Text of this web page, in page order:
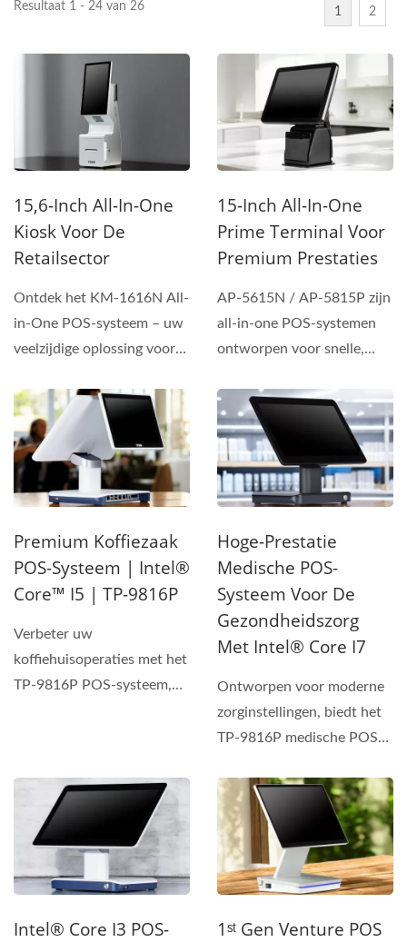
Resultaat 1 - 24 van 26 1 2
15,6-Inch All-In-One
Kiosk Voor De
Retailsector
Ontdek het KM-1616N All-
in-One POS-systeem – uw
veelzijdige oplossing voor
15-Inch All-In-One
Prime Terminal Voor
Premium Prestaties
AP-5615N / AP-5815P zijn
all-in-one POS-systemen
ontworpen voor snelle,
betrouwbare...
Premium Koffiezaak
POS-Systeem | Intel®
Core™ I5 | TP-9816P
Verbeter uw
koffiehuisoperaties met het
TP-9816P POS-systeem,
Hoge-Prestatie
Medische POS-
Systeem Voor De
Gezondheidszorg
Met Intel® Core I7
Ontworpen voor moderne
zorginstellingen, biedt het
TP-9816P medische POS-
Intel® Core I3 POS-
1ˢᵗ Gen Venture POS